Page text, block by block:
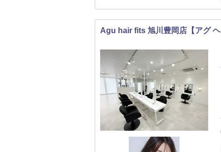
Agu hair fits 旭川豊岡店【アグ